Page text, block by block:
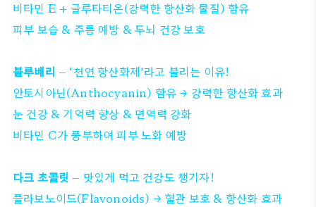
비타민 E + 글루타티온(강력한 항산화 물질) 함유
피부 보습 & 주름 예방 & 두뇌 건강 보호
블루베리 – ‘천연 항산화제’라고 불리는 이유!
안토시아닌(Anthocyanin) 함유 → 강력한 항산화 효과
눈 건강 & 기억력 향상 & 면역력 강화
비타민 C가 풍부하여 피부 노화 예방
다크 초콜릿 – 맛있게 먹고 건강도 챙기자!
플라보노이드(Flavonoids) → 혈관 보호 & 항산화 효과